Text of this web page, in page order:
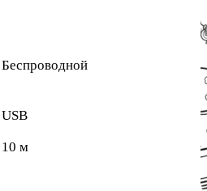
Беспроводной
USB
10 м